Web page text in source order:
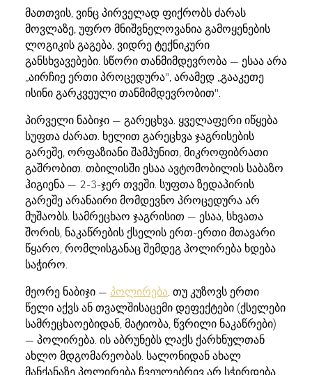
მათთვის, ვინც პირველად ფიქრობს ძარას
მოვლაზე, უფრო მნიშვნელოვანია გამოყენების
ლოგიკის გაგება, ვიდრე ტექნიკური
განსხვავებები. სწორი თანმიმდევრობა — ესაა არა
„აირჩიე ერთი პროცედურა", არამედ „გააკეთე
ისინი გარკვეული თანმიმდევრობით".
პირველი ნაბიჯი — გარეცხვა. ყველაფერი იწყება
სუფთა ძარათ. ხელით გარეცხვა ჯაგრისების
გარეშე, ორფაზიანი შამპუნით, მიკროფიბრათი
გაშრობით. თბილისში ესაა ავტომობილის საბაზო
ჰიგიენა — 2-3-ჯერ თვეში. სუფთა ზედაპირის
გარეშე არანაირი მომდევნო პროცედურა არ
მუშაობს. სამრეცხაო ჯაგრისით — ესაა, სხვათა
შორის, ნაკაწრების ქსელის ერთ-ერთი მთავარი
წყარო, რომლისგანაც შემდეგ პოლირება ხდება
საჭირო.
მეორე ნაბიჯი — პოლირება. თუ კუზოვს ერთი
წელი აქვს ან თვალშისაცემი დეფექტები (ქსელები
სამრეცხაოებიდან, მატიობა, წვრილი ნაკაწრები)
— პოლირება. ის აბრუნებს ლაქს ქარხნულთან
ახლო მდგომარეობას. სალონიდან ახალ
მანქანაზე პოლირება ჩვეულებრივ არ სჭირდება,